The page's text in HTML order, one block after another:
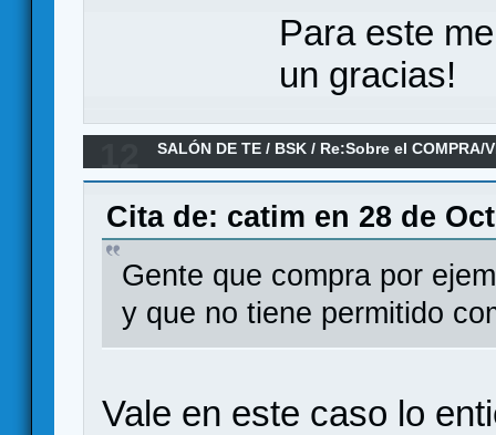
Para este
un gracias!
SALÓN DE TE / BSK / Re:Sobre el COMPRA/
Cita de: catim en 28 de
Gente que compra por
y que no tiene permitido
Vale en este caso lo